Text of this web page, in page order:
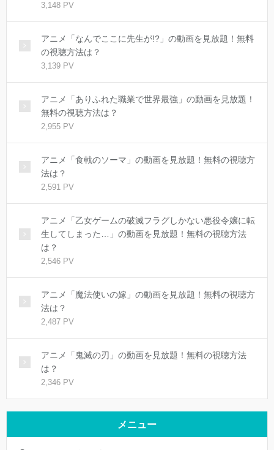
3,148 PV
アニメ「なんでここに先生が!?」の動画を見放題！無料
の視聴方法は？
3,139 PV
アニメ「ありふれた職業で世界最強」の動画を見放題！
無料の視聴方法は？
2,955 PV
アニメ「食戟のソーマ」の動画を見放題！無料の視聴方
法は？
2,591 PV
アニメ「乙女ゲームの破滅フラグしかない悪役令嬢に転
生してしまった…」の動画を見放題！無料の視聴方法
は？
2,546 PV
アニメ「魔法使いの嫁」の動画を見放題！無料の視聴方
法は？
2,487 PV
アニメ「鬼滅の刃」の動画を見放題！無料の視聴方法
は？
2,346 PV
メニュー